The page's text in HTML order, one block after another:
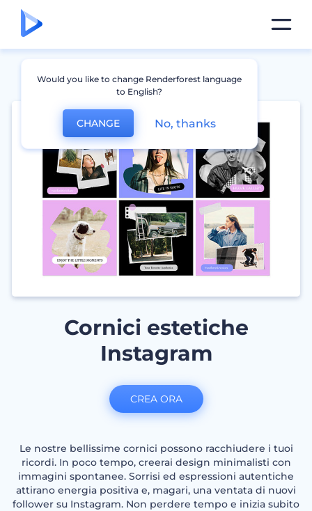
Cornici estetiche
Instagram
Le nostre bellissime cornici possono racchiudere i tuoi
ricordi. In poco tempo, creerai design minimalisti con
immagini spontanee. Sorrisi ed espressioni autentiche
attirano energia positiva e, magari, una ventata di nuovi
follower su Instagram. Non perdere tempo e inizia subito
CREA ORA
Would you like to change Renderforest language
to English?
CHANGE No, thanks